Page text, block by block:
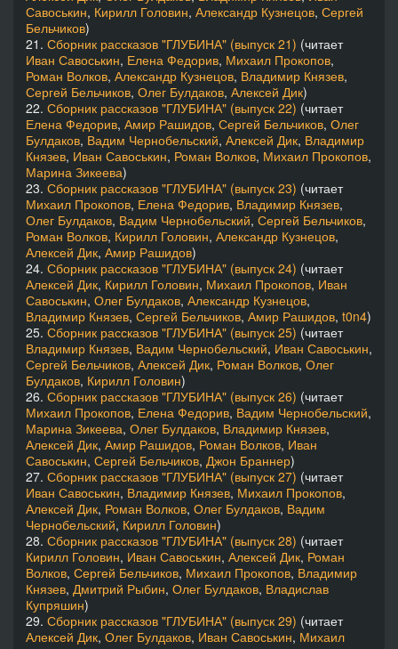
Савоськин, Кирилл Головин, Александр Кузнецов, Сергей
Бельчиков)
21. Сборник рассказов "ГЛУБИНА" (выпуск 21) (читает
Иван Савоськин, Елена Федорив, Михаил Прокопов,
Роман Волков, Александр Кузнецов, Владимир Князев,
Сергей Бельчиков, Олег Булдаков, Алексей Дик)
22. Сборник рассказов "ГЛУБИНА" (выпуск 22) (читает
Елена Федорив, Амир Рашидов, Сергей Бельчиков, Олег
Булдаков, Вадим Чернобельский, Алексей Дик, Владимир
Князев, Иван Савоськин, Роман Волков, Михаил Прокопов,
Марина Зикеева)
23. Сборник рассказов "ГЛУБИНА" (выпуск 23) (читает
Михаил Прокопов, Елена Федорив, Владимир Князев,
Олег Булдаков, Вадим Чернобельский, Сергей Бельчиков,
Роман Волков, Кирилл Головин, Александр Кузнецов,
Алексей Дик, Амир Рашидов)
24. Сборник рассказов "ГЛУБИНА" (выпуск 24) (читает
Алексей Дик, Кирилл Головин, Михаил Прокопов, Иван
Савоськин, Олег Булдаков, Александр Кузнецов,
Владимир Князев, Сергей Бельчиков, Амир Рашидов, t0n4)
25. Сборник рассказов "ГЛУБИНА" (выпуск 25) (читает
Владимир Князев, Вадим Чернобельский, Иван Савоськин,
Сергей Бельчиков, Алексей Дик, Роман Волков, Олег
Булдаков, Кирилл Головин)
26. Сборник рассказов "ГЛУБИНА" (выпуск 26) (читает
Михаил Прокопов, Елена Федорив, Вадим Чернобельский,
Марина Зикеева, Олег Булдаков, Владимир Князев,
Алексей Дик, Амир Рашидов, Роман Волков, Иван
Савоськин, Сергей Бельчиков, Джон Браннер)
27. Сборник рассказов "ГЛУБИНА" (выпуск 27) (читает
Иван Савоськин, Владимир Князев, Михаил Прокопов,
Алексей Дик, Роман Волков, Олег Булдаков, Вадим
Чернобельский, Кирилл Головин)
28. Сборник рассказов "ГЛУБИНА" (выпуск 28) (читает
Кирилл Головин, Иван Савоськин, Алексей Дик, Роман
Волков, Сергей Бельчиков, Михаил Прокопов, Владимир
Князев, Дмитрий Рыбин, Олег Булдаков, Владислав
Купряшин)
29. Сборник рассказов "ГЛУБИНА" (выпуск 29) (читает
Алексей Дик, Олег Булдаков, Иван Савоськин, Михаил